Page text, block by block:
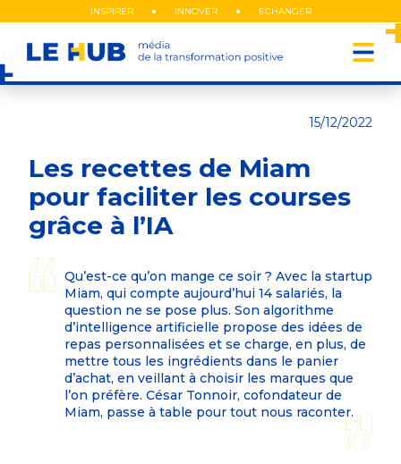
contenu
principal
INSPIRER INNOVER ECHANGER
INTERVIEWS / INNOVATION
Les recettes de Miam
pour faciliter les courses
grâce à l’IA
15/12/2022
Qu’est-ce qu’on mange ce soir ? Avec la startup
Miam, qui compte aujourd’hui 14 salariés, la
question ne se pose plus. Son algorithme
d’intelligence artificielle propose des idées de
repas personnalisées et se charge, en plus, de
mettre tous les ingrédients dans le panier
d’achat, en veillant à choisir les marques que
l’on préfère. César Tonnoir, cofondateur de
Miam, passe à table pour tout nous raconter.